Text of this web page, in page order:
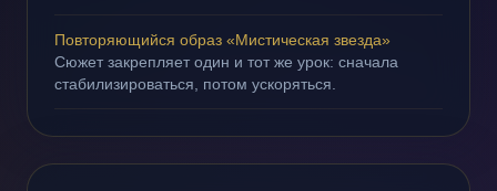
Повторяющийся образ «Мистическая звезда»
Сюжет закрепляет один и тот же урок: сначала
стабилизироваться, потом ускоряться.